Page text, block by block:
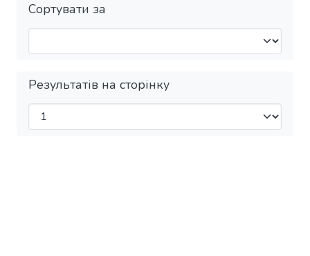
Сортувати за
Результатів на сторінку